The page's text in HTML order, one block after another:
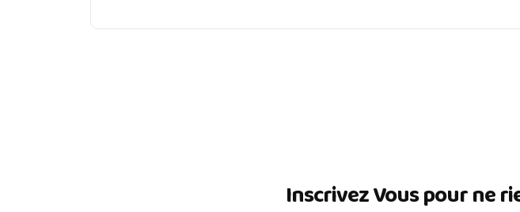
Inscrivez Vous pour ne